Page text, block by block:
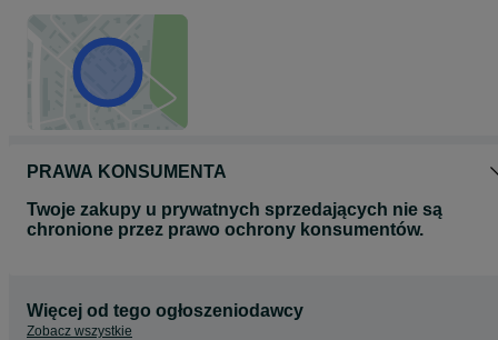
PRAWA KONSUMENTA
Twoje zakupy u prywatnych sprzedających nie są
chronione przez prawo ochrony konsumentów.
Więcej od tego ogłoszeniodawcy
Zobacz wszystkie